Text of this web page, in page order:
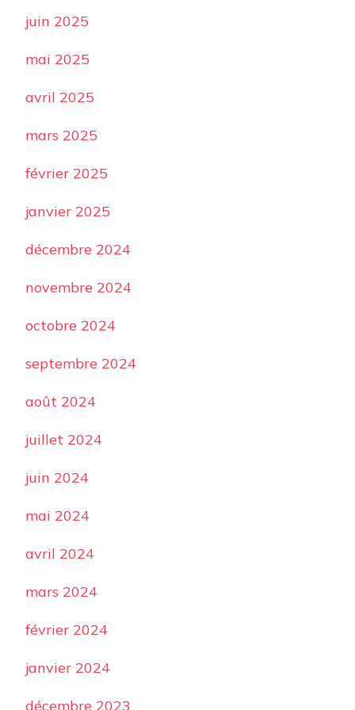
juin 2025
mai 2025
avril 2025
mars 2025
février 2025
janvier 2025
décembre 2024
novembre 2024
octobre 2024
septembre 2024
août 2024
juillet 2024
juin 2024
mai 2024
avril 2024
mars 2024
février 2024
janvier 2024
décembre 2023